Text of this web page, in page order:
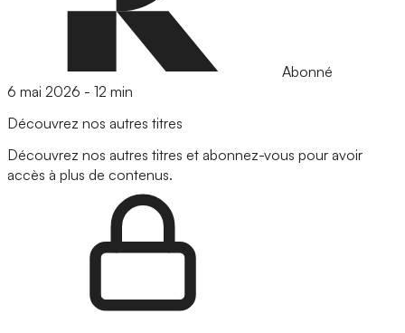
Abonné
6 mai 2026 - 12 min
Découvrez nos autres titres
Découvrez nos autres titres et abonnez-vous pour avoir
accès à plus de contenus.